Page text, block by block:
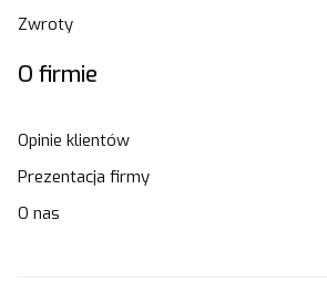
Zwroty
O firmie
Opinie klientów
Prezentacja firmy
O nas